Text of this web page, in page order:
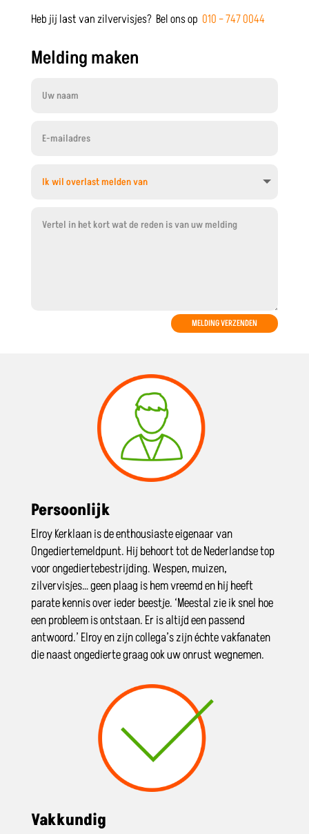
Heb jij last van zilvervisjes? Bel ons op 010 – 747 0044
Melding maken
MELDING VERZENDEN
Persoonlijk
Elroy Kerklaan is de enthousiaste eigenaar van
Ongediertemeldpunt. Hij behoort tot de Nederlandse top
voor ongediertebestrijding. Wespen, muizen,
zilvervisjes… geen plaag is hem vreemd en hij heeft
parate kennis over ieder beestje. ‘Meestal zie ik snel hoe
een probleem is ontstaan. Er is altijd een passend
antwoord.’ Elroy en zijn collega’s zijn échte vakfanaten
die naast ongedierte graag ook uw onrust wegnemen.
Vakkundig